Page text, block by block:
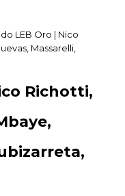
LEB Oro | Nico
Massarelli,
Richotti,